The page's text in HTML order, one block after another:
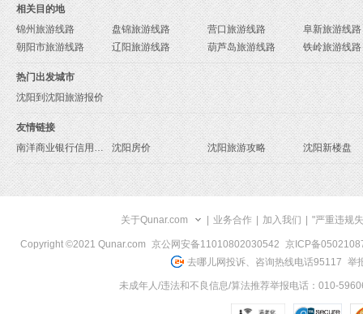
相关目的地
锦州旅游线路
盘锦旅游线路 营口旅游线路
阜新旅游线路
朝阳市旅游线路
辽阳旅游线路 葫芦岛旅游线路 铁岭旅游线路
热门出发城市
沈阳到沈阳旅游报价
友情链接
南洋商业银行信用卡申请
沈阳房价 沈阳旅游攻略 沈阳新楼盘
关于Qunar.com 业务合作 加入我们 "严重违规
Copyright ©2021 Qunar.com 京公网安备11010802030542
京ICP备
去哪儿网投诉、咨询热线电话95117 举
未成年人/违法和不良信息/算法推荐举报电话：010-